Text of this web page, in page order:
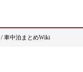
/車中泊まとめWiki